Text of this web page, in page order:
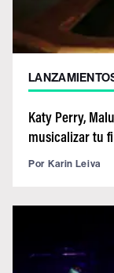
Katy Perry,
musicalizar tu
Por Karin Leiva